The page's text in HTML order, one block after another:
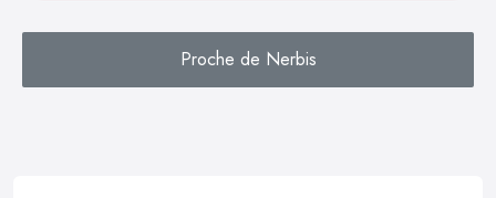
Proche de Nerbis